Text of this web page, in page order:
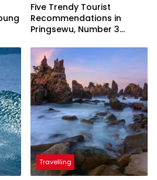
Five Trendy Tourist
Recommendations in
Pringsewu, Number 3
President
Travelling